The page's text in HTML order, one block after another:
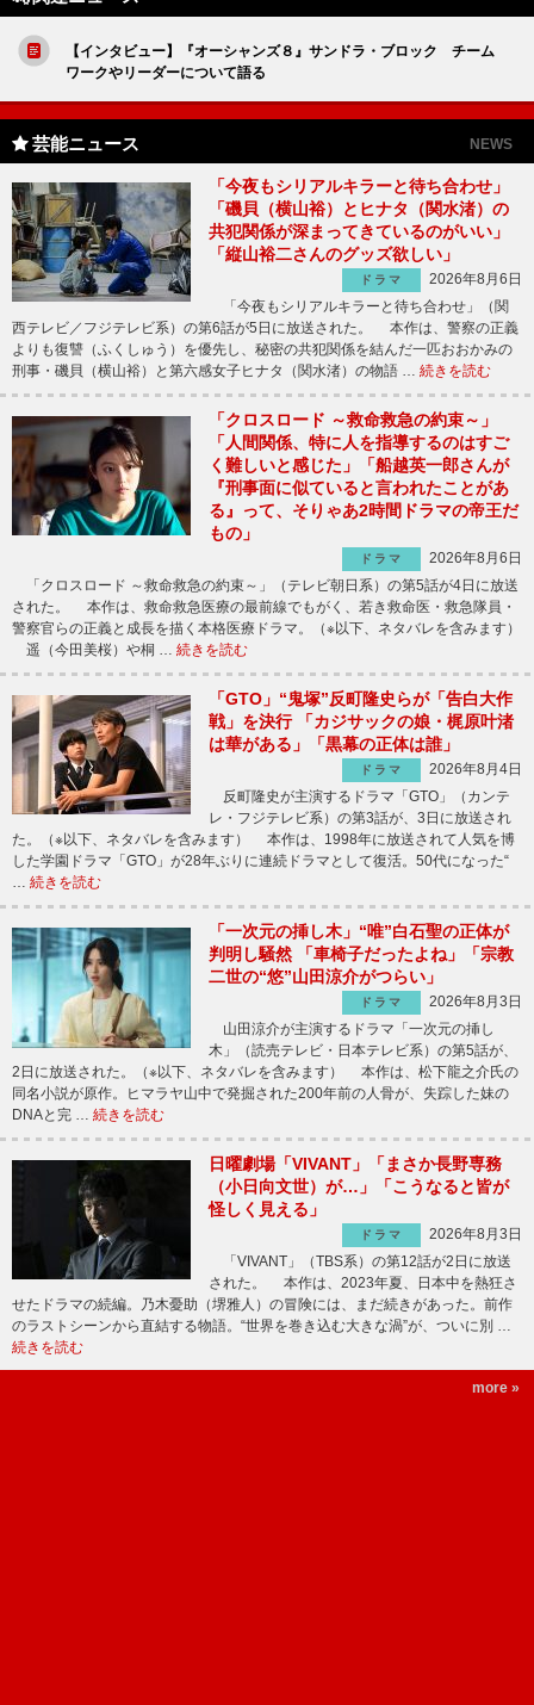
【インタビュー】『オーシャンズ８』サンドラ・ブロック チーム
ワークやリーダーについて語る
芸能ニュース NEWS
「今夜もシリアルキラーと待ち合わせ」
「磯貝（横山裕）とヒナタ（関水渚）の
共犯関係が深まってきているのがいい」
「縦山裕二さんのグッズ欲しい」
ドラマ
2026年8月6日
「今夜もシリアルキラーと待ち合わせ」（関
西テレビ／フジテレビ系）の第6話が5日に放送された。 本作は、警察の正義
よりも復讐（ふくしゅう）を優先し、秘密の共犯関係を結んだ一匹おおかみの
刑事・磯貝（横山裕）と第六感女子ヒナタ（関水渚）の物語 … 続きを読む
「クロスロード ～救命救急の約束～」
「人間関係、特に人を指導するのはすご
く難しいと感じた」「船越英一郎さんが
『刑事面に似ていると言われたことがあ
る』って、そりゃあ2時間ドラマの帝王だ
もの」
ドラマ
2026年8月6日
「クロスロード ～救命救急の約束～」（テレビ朝日系）の第5話が4日に放送
された。 本作は、救命救急医療の最前線でもがく、若き救命医・救急隊員・
警察官らの正義と成長を描く本格医療ドラマ。（※以下、ネタバレを含みます）
遥（今田美桜）や桐 … 続きを読む
「GTO」“鬼塚”反町隆史らが「告白大作
戦」を決行 「カジサックの娘・梶原叶渚
は華がある」「黒幕の正体は誰」
ドラマ
2026年8月4日
反町隆史が主演するドラマ「GTO」（カンテ
レ・フジテレビ系）の第3話が、3日に放送され
た。（※以下、ネタバレを含みます） 本作は、1998年に放送されて人気を博
した学園ドラマ「GTO」が28年ぶりに連続ドラマとして復活。50代になった“
… 続きを読む
「一次元の挿し木」“唯”白石聖の正体が
判明し騒然 「車椅子だったよね」「宗教
二世の“悠”山田涼介がつらい」
ドラマ
2026年8月3日
山田涼介が主演するドラマ「一次元の挿し
木」（読売テレビ・日本テレビ系）の第5話が、
2日に放送された。（※以下、ネタバレを含みます） 本作は、松下龍之介氏の
同名小説が原作。ヒマラヤ山中で発掘された200年前の人骨が、失踪した妹の
DNAと完 … 続きを読む
日曜劇場「VIVANT」「まさか長野専務
（小日向文世）が…」「こうなると皆が
怪しく見える」
ドラマ
2026年8月3日
「VIVANT」（TBS系）の第12話が2日に放送
された。 本作は、2023年夏、日本中を熱狂さ
せたドラマの続編。乃木憂助（堺雅人）の冒険には、まだ続きがあった。前作
のラストシーンから直結する物語。“世界を巻き込む大きな渦”が、ついに別 …
続きを読む
more »